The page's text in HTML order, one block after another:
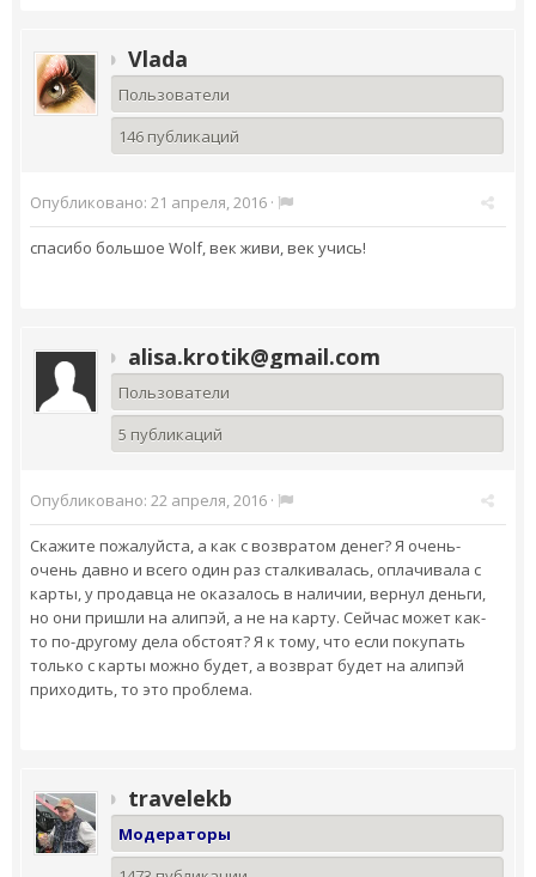
Vlada
Пользователи
146 публикаций
Опубликовано: 21 апреля, 2016 ·
спасибо большое Wolf, век живи, век учись!
alisa.krotik@gmail.com
Пользователи
5 публикаций
Опубликовано: 22 апреля, 2016 ·
Скажите пожалуйста, а как с возвратом денег? Я очень-
очень давно и всего один раз сталкивалась, оплачивала с
карты, у продавца не оказалось в наличии, вернул деньги,
но они пришли на алипэй, а не на карту. Сейчас может как-
то по-другому дела обстоят? Я к тому, что если покупать
только с карты можно будет, а возврат будет на алипэй
приходить, то это проблема.
travelekb
Модераторы